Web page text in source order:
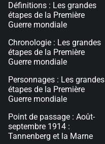
Définitions : Les grandes
étapes de la Première
Guerre mondiale
Chronologie : Les grandes
étapes de la Première
Guerre mondiale
Personnages : Les grandes
étapes de la Première
Guerre mondiale
Point de passage : Août-
septembre 1914 :
Tannenberg et la Marne